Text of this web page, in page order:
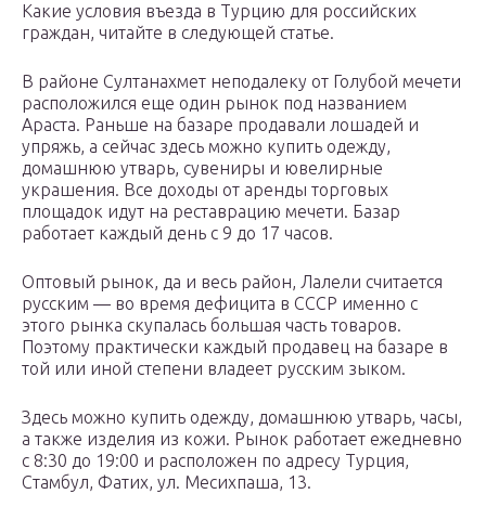
Какие условия въезда в Турцию для российских
граждан, читайте в следующей статье.
В районе Султанахмет неподалеку от Голубой мечети
расположился еще один рынок под названием
Араста. Раньше на базаре продавали лошадей и
упряжь, а сейчас здесь можно купить одежду,
домашнюю утварь, сувениры и ювелирные
украшения. Все доходы от аренды торговых
площадок идут на реставрацию мечети. Базар
работает каждый день с 9 до 17 часов.
Оптовый рынок, да и весь район, Лалели считается
русским — во время дефицита в СССР именно с
этого рынка скупалась большая часть товаров.
Поэтому практически каждый продавец на базаре в
той или иной степени владеет русским зыком.
Здесь можно купить одежду, домашнюю утварь, часы,
а также изделия из кожи. Рынок работает ежедневно
с 8:30 до 19:00 и расположен по адресу Турция,
Стамбул, Фатих, ул. Месихпаша, 13.